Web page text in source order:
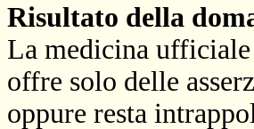
Risultato della
La medicina ufficiale
offre solo delle
oppure resta